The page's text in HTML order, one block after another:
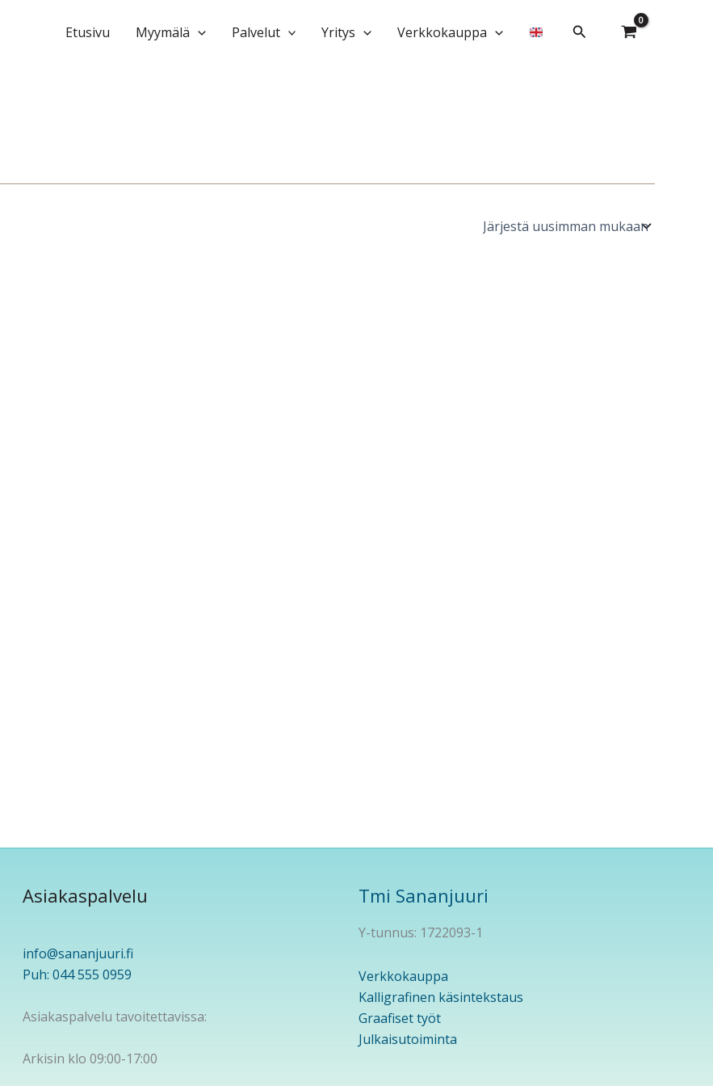
Etusivu Myymälä Palvelut Yritys Verkkokauppa Hae
Asiakaspalvelu
info@sananjuuri.fi
Puh: 044 555 0959
Asiakaspalvelu tavoitettavissa:
Arkisin klo 09:00-17:00
Tmi Sananjuuri
Y-tunnus: 1722093-1
Verkkokauppa
Kalligrafinen käsintekstaus
Graafiset työt
Julkaisutoiminta